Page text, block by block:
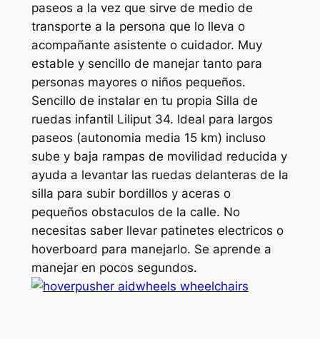
paseos a la vez que sirve de medio de
transporte a la persona que lo lleva o
acompañante asistente o cuidador. Muy
estable y sencillo de manejar tanto para
personas mayores o niños pequeños.
Sencillo de instalar en tu propia Silla de
ruedas infantil Liliput 34. Ideal para largos
paseos (autonomia media 15 km) incluso
sube y baja rampas de movilidad reducida y
ayuda a levantar las ruedas delanteras de la
silla para subir bordillos y aceras o
pequeños obstaculos de la calle. No
necesitas saber llevar patinetes electricos o
hoverboard para manejarlo. Se aprende a
manejar en pocos segundos.